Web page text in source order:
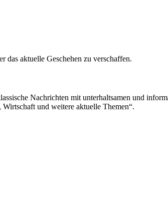
das aktuelle Geschehen zu verschaffen.
Nachrichten mit unterhaltsamen und
und weitere aktuelle Themen“.